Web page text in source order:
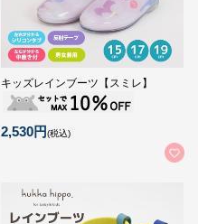
キッズレインブーツ【スミレ】
2,530円(税込)